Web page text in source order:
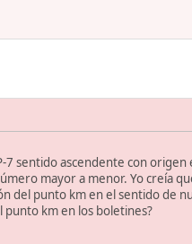
sentido ascendente con origen
mayor a menor. Yo creía
del punto km en el sentido de
punto km en los boletines?